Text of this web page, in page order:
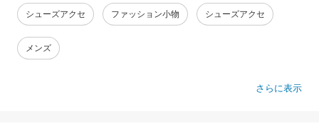
シューズアクセ ファッション小物 シューズアクセ
メンズ
さらに表示